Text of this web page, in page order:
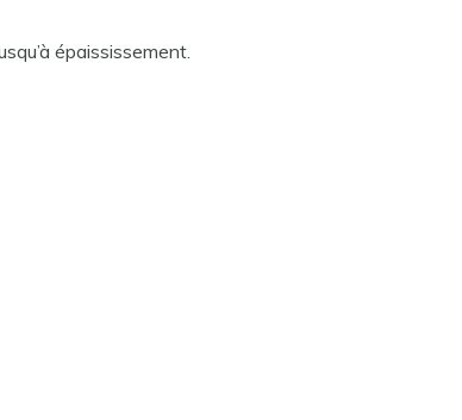
épaississement.